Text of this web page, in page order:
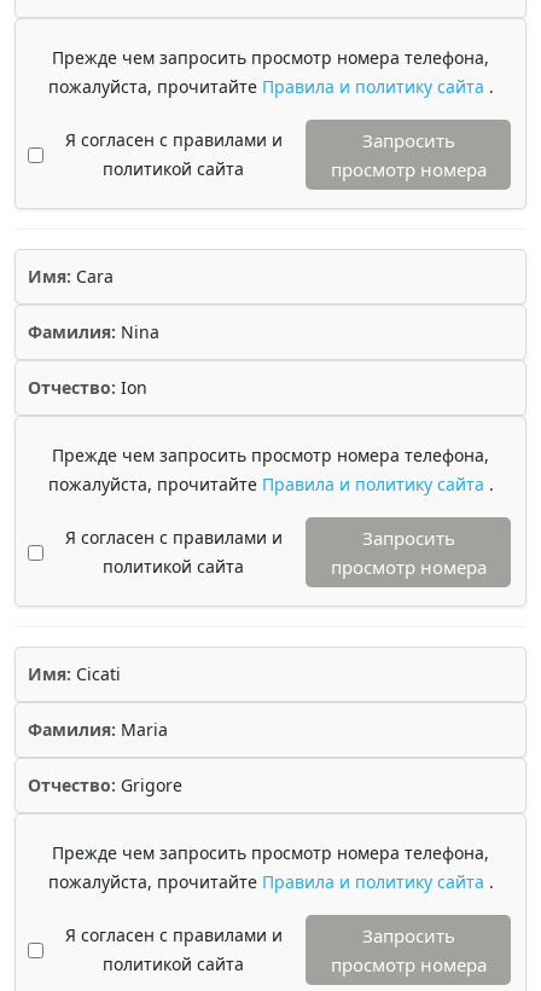
Прежде чем запросить просмотр номера телефона,
пожалуйста, прочитайте Правила и политику сайта .
Я согласен с правилами и
политикой сайта
Запросить
просмотр номера
Имя: Cara
Фамилия: Nina
Отчество: Ion
Прежде чем запросить просмотр номера телефона,
пожалуйста, прочитайте Правила и политику сайта .
Я согласен с правилами и
политикой сайта
Запросить
просмотр номера
Имя: Cicati
Фамилия: Maria
Отчество: Grigore
Прежде чем запросить просмотр номера телефона,
пожалуйста, прочитайте Правила и политику сайта .
Я согласен с правилами и
политикой сайта
Запросить
просмотр номера